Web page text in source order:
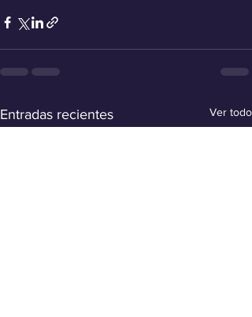
Entradas recientes Ver todo